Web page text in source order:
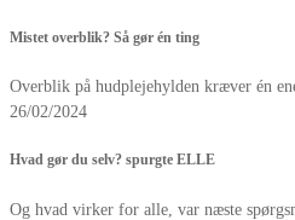
Mistet overblik? Så gør én ting
Overblik på hudplejehylden kræver én
26/02/2024
Hvad gør du selv? spurgte ELLE
Og hvad virker for alle, var næste